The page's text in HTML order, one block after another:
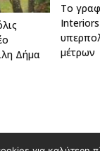
Δήμα
Το
Interiors
μέτρων